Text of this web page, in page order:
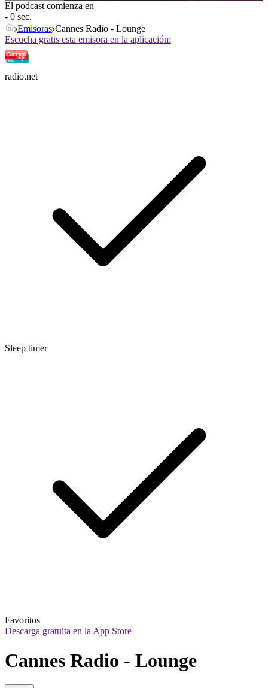
El podcast comienza en
- 0 sec.
Emisoras Cannes Radio - Lounge
Escucha gratis esta emisora en la aplicación:
radio.net
Sleep timer
Favoritos
Descarga gratuita en la App Store
Cannes Radio - Lounge